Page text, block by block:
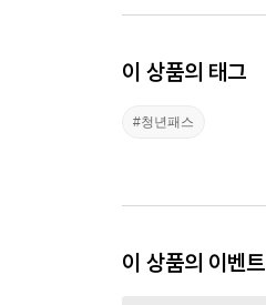
이 상품의 태그
#청년패스
이 상품의 이벤트